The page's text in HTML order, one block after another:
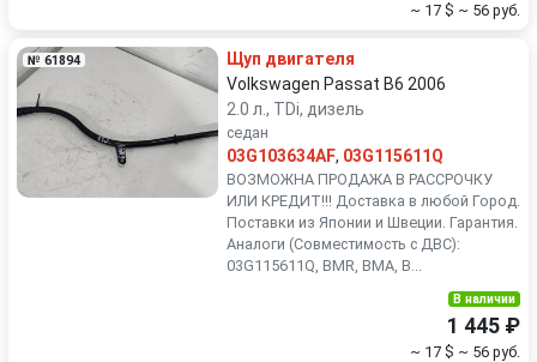
~ 17 $ ~ 56 руб.
№ 61894
Щуп двигателя
Volkswagen Passat B6 2006
2.0 л., TDi, дизель
седан
03G103634AF, 03G115611Q
ВОЗМОЖНА ПРОДАЖА В РАССРОЧКУ
ИЛИ КРЕДИТ!!! Доставка в любой Город.
Поставки из Японии и Швеции. Гарантия.
Аналоги (Совместимость с ДВС):
03G115611Q, BMR, BMA, B...
В наличии
1 445 ₽
~ 17 $ ~ 56 руб.